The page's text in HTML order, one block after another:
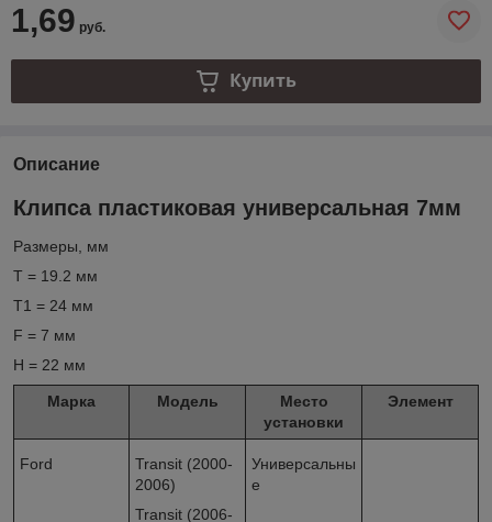
1,69 руб.
Купить
Описание
Клипса пластиковая универсальная 7мм
Размеры, мм
T = 19.2 мм
T1 = 24 мм
F = 7 мм
H = 22 мм
Марка Модель
Место
установки
Элемент
Ford
Transit (2000-
2006)
Transit (2006-
Универсальны
е